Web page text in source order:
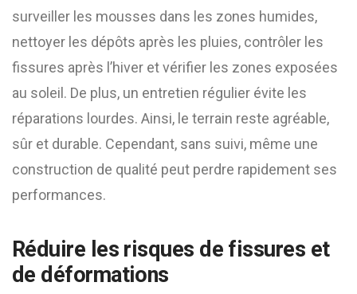
surveiller les mousses dans les zones humides,
nettoyer les dépôts après les pluies, contrôler les
fissures après l’hiver et vérifier les zones exposées
au soleil. De plus, un entretien régulier évite les
réparations lourdes. Ainsi, le terrain reste agréable,
sûr et durable. Cependant, sans suivi, même une
construction de qualité peut perdre rapidement ses
performances.
Réduire les risques de fissures et
de déformations